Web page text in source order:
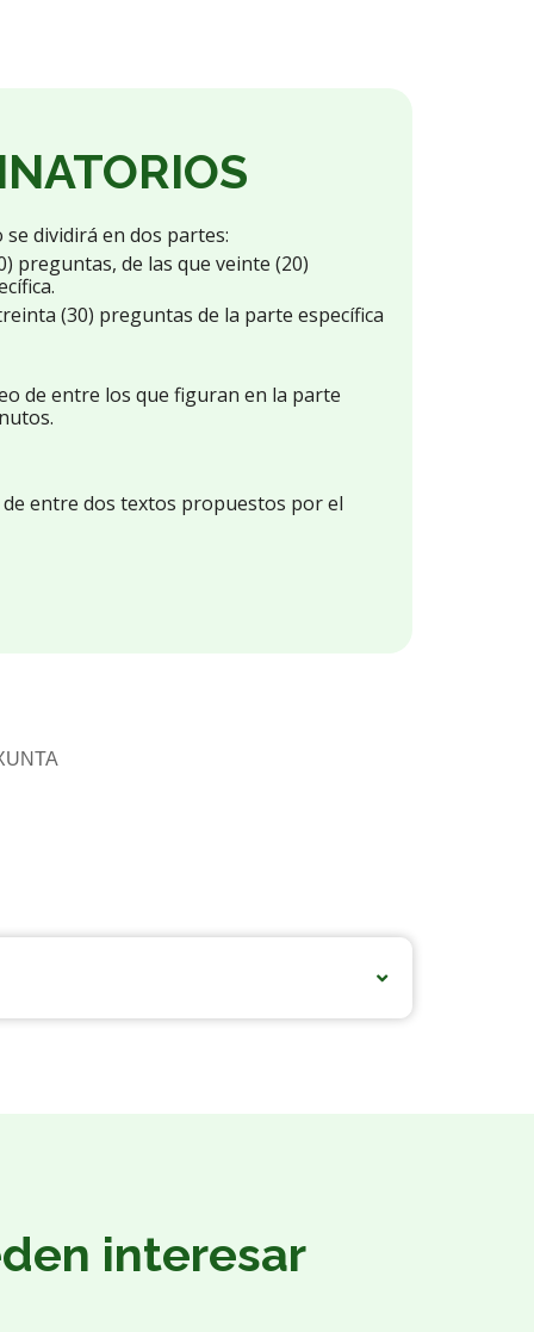
dividirá en dos partes:
preguntas, de las que veinte (20)
(30) preguntas de la parte específica
de entre los que figuran en la parte
entre dos textos propuestos por el
interesar